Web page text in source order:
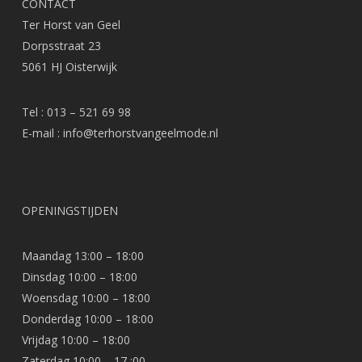
CONTACT
Ter Horst van Geel
Dorpsstraat 23
5061 HJ Oisterwijk
Tel : 013 – 521 69 98
E-mail : info@terhorstvangeelmode.nl
OPENINGSTIJDEN
Maandag 13:00 – 18:00
Dinsdag 10:00 – 18:00
Woensdag 10:00 – 18:00
Donderdag 10:00 – 18:00
Vrijdag 10:00 – 18:00